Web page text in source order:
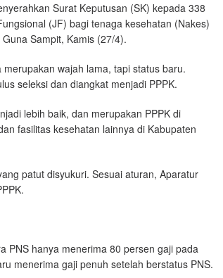
Surat Keputusan (SK) kepada 338
(JF) bagi tenaga kesehatan (Nakes)
Sampit, Kamis (27/4).
wajah lama, tapi status baru.
seleksi dan diangkat menjadi PPPK.
lebih baik, dan merupakan PPPK di
fasilitas kesehatan lainnya di Kabupaten
patut disyukuri. Sesuai aturan, Aparatur
PNS hanya menerima 80 persen gaji pada
menerima gaji penuh setelah berstatus PNS.